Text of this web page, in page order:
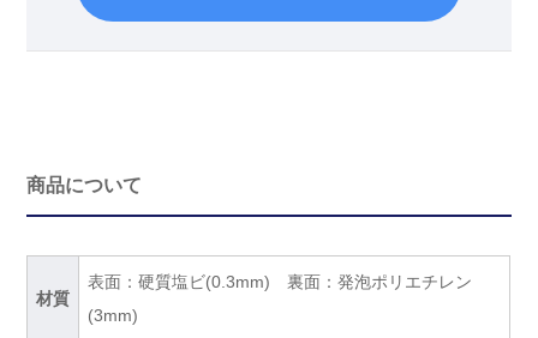
商品について
材質
表面：硬質塩ビ(0.3mm) 裏面：発泡ポリエチレン
(3mm)